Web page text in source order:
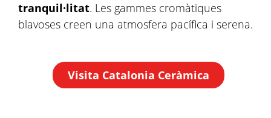
tranquil·litat. Les gammes cromàtiques
blavoses creen una atmosfera pacífica i serena.
Visita Catalonia Ceràmica